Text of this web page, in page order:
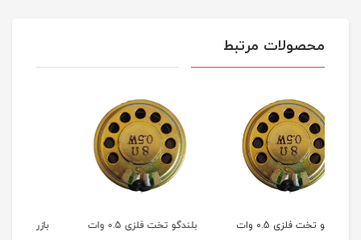
محصولات مرتبط
بلندگو تخت فلزی 0.5 وات
بازر 12 ولت (تک فروشی)